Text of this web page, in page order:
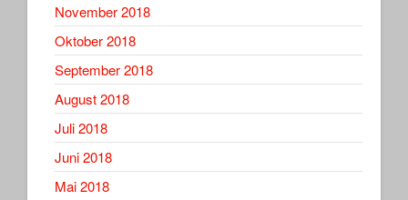
November 2018
Oktober 2018
September 2018
August 2018
Juli 2018
Juni 2018
Mai 2018